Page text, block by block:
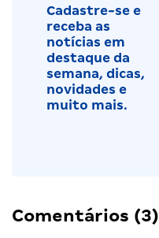
Cadastre-se e
receba as
notícias em
destaque da
semana, dicas,
novidades e
muito mais.
Comentários (3)